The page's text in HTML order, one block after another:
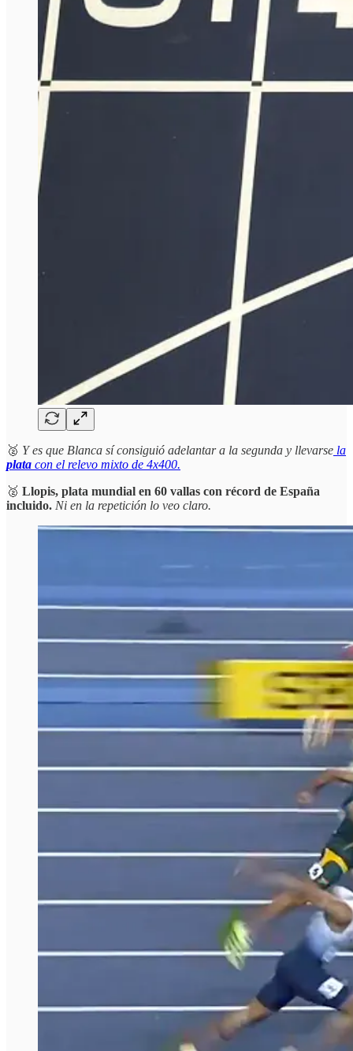
🥈 Y es que Blanca sí consiguió adelantar a la segunda y llevarse la
plata con el relevo mixto de 4x400.
🥈 Llopis, plata mundial en 60 vallas con récord de España
incluido. Ni en la repetición lo veo claro.